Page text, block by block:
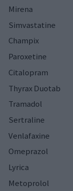
Mirena
Simvastatine
Champix
Paroxetine
Citalopram
Thyrax Duotab
Tramadol
Sertraline
Venlafaxine
Omeprazol
Lyrica
Metoprolol